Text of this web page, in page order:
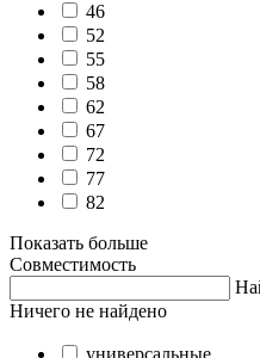
46
52
55
58
62
67
72
77
82
Показать больше
Совместимость
Ничего не найдено